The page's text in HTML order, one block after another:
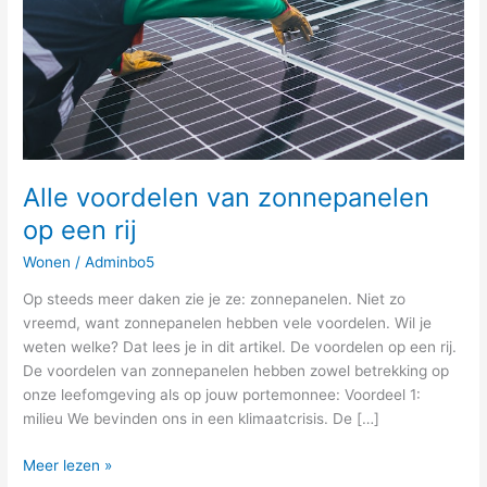
Alle voordelen van zonnepanelen
op een rij
Wonen /Adminbo5
Op steeds meer daken zie je ze: zonnepanelen. Niet zo
vreemd, want zonnepanelen hebben vele voordelen. Wil je
weten welke? Dat lees je in dit artikel. De voordelen op een rij.
De voordelen van zonnepanelen hebben zowel betrekking op
onze leefomgeving als op jouw portemonnee: Voordeel 1:
milieu We bevinden ons in een klimaatcrisis. De […]
rij
Meer lezen »